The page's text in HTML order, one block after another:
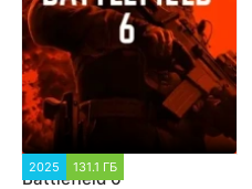
2025 131.1 ГБ
Battlefield 6